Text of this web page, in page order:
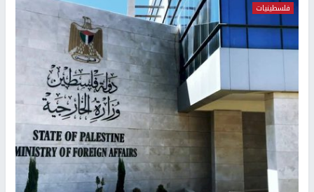
فلسطينيات